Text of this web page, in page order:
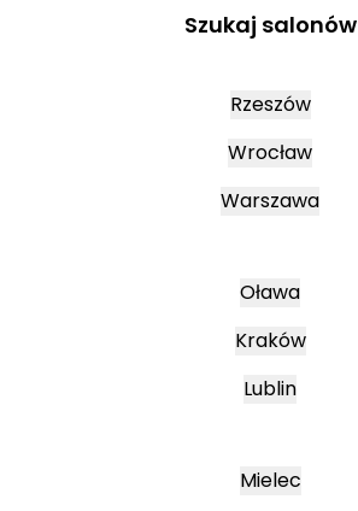
Szukaj salonów
Rzeszów
Wrocław
Warszawa
Oława
Kraków
Lublin
Mielec